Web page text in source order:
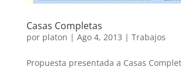
Casas Completas
por platon | Ago 4, 2013 | Trabajos
Propuesta presentada a Casas